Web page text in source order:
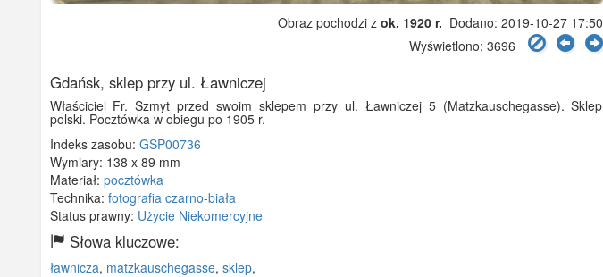
Obraz pochodzi z ok. 1920 r. Dodano: 2019-10-27 17:50
Wyświetlono: 3696
Gdańsk, sklep przy ul. Ławniczej
Właściciel Fr. Szmyt przed swoim sklepem przy ul. Ławniczej 5 (Matzkauschegasse). Sklep
polski. Pocztówka w obiegu po 1905 r.
Indeks zasobu: GSP00736
Wymiary: 138 x 89 mm
Materiał: pocztówka
Technika: fotografia czarno-biała
Status prawny: Użycie Niekomercyjne
Słowa kluczowe:
ławnicza, matzkauschegasse, sklep,